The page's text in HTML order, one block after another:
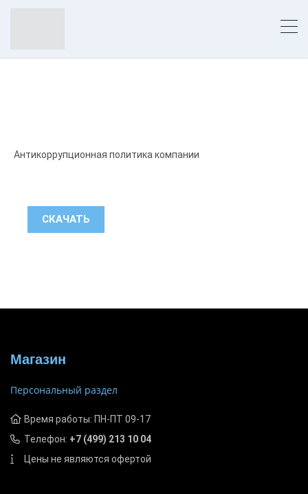
Антикоррупционная политика компании
СКАЧАТЬ
Магазин
Персональный раздел
Время работы: ПН-ПТ 09-17
Телефон: +7 (499) 213 10 04
Цены не являются офертой